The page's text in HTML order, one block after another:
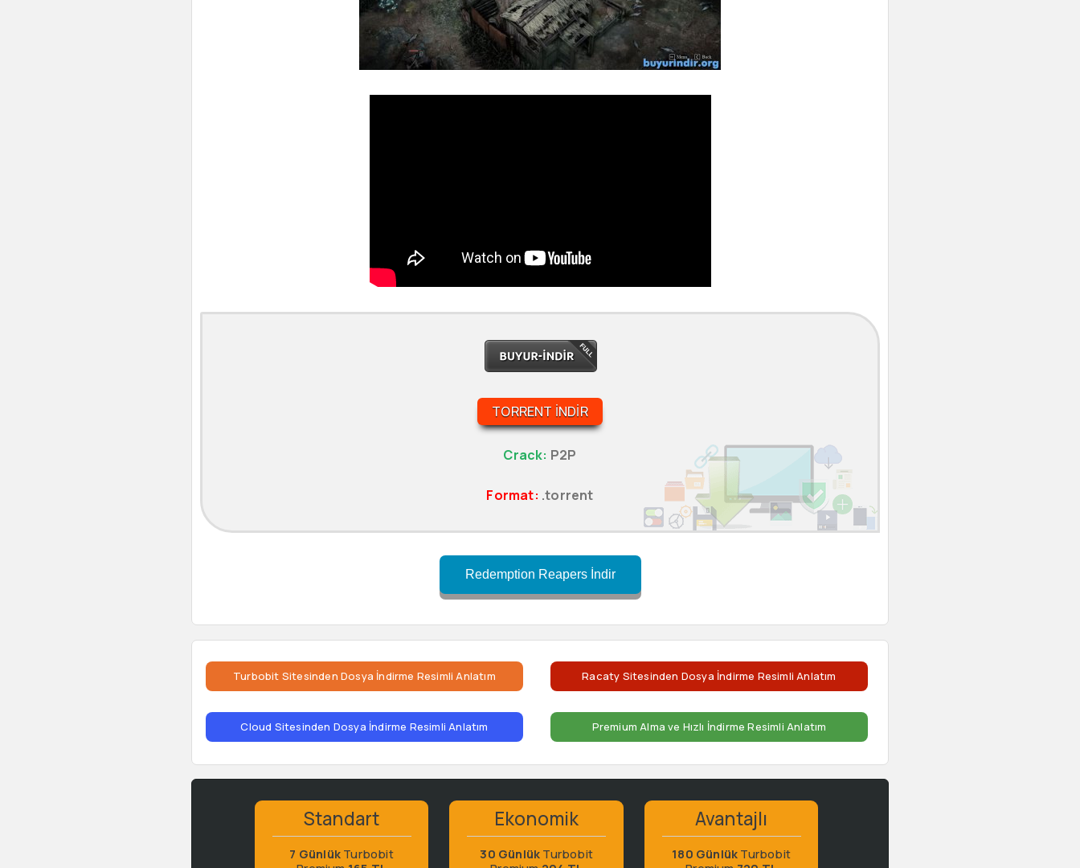
TORRENT İNDIR
Crack: P2P
Format: .torrent
Redemption Reapers İndir
Turbobit Sitesinden Dosya İndirme Resimli Anlatım Racaty Sitesinden Dosya İndirme Resimli Anlatım
Cloud Sitesinden Dosya İndirme Resimli Anlatım Premium Alma ve Hızlı İndirme Resimli Anlatım
Standart
7 Günlük Turbobit
Ekonomik
30 Günlük Turbobit
Avantajlı
180 Günlük Turbobit